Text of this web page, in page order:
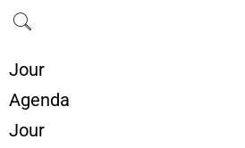
Jour
Agenda
Jour